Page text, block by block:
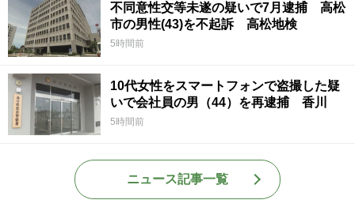
不同意性交等未遂の疑いで7月逮捕 高松
市の男性(43)を不起訴 高松地検
5時間前
10代女性をスマートフォンで盗撮した疑
いで会社員の男（44）を再逮捕 香川
5時間前
ニュース記事一覧